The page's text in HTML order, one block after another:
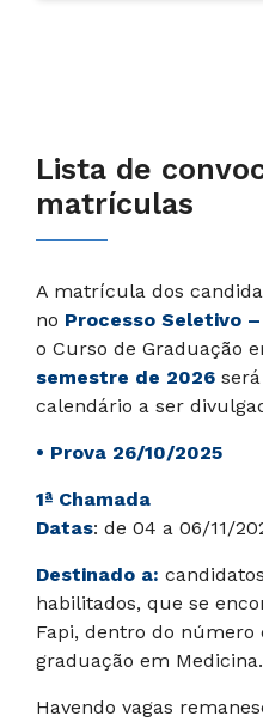
Lista de
matrículas
A matrícula dos
no Processo Seletivo
o Curso de Graduação
semestre de 2026
calendário a ser
• Prova 26/10/2025
1ª Chamada
Datas: de 04 a 06/11/
Destinado a:
habilitados, que se
Fapi, dentro do número
graduação em Medicina.
Havendo vagas